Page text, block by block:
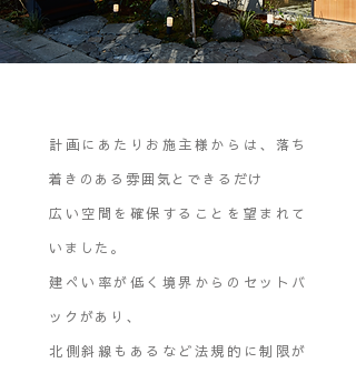
計画にあたりお施主様からは、落ち
着きのある雰囲気とできるだけ
広い空間を確保することを望まれて
いました。
建ぺい率が低く境界からのセットバ
ックがあり、
北側斜線もあるなど法規的に制限が